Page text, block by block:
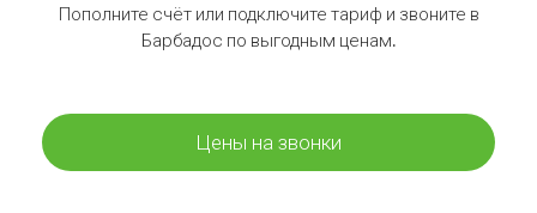
Пополните счёт или подключите тариф и звоните в
Барбадос по выгодным ценам.
Цены на звонки